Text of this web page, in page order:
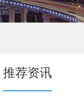
推荐资讯